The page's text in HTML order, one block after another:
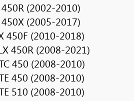
(2002-2010)
(2005-2017)
450F (2010-2018)
450R (2008-2021)
450 (2008-2010)
450 (2008-2010)
510 (2008-2010)